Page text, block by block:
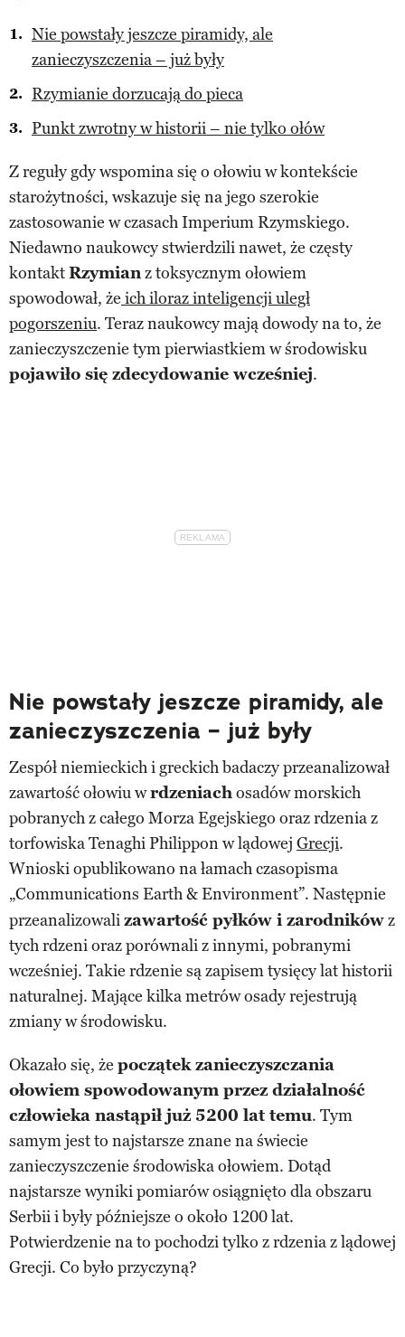
Nie powstały jeszcze piramidy, ale
zanieczyszczenia – już były
Rzymianie dorzucają do pieca
Punkt zwrotny w historii – nie tylko ołów
Z reguły gdy wspomina się o ołowiu w kontekście
starożytności, wskazuje się na jego szerokie
zastosowanie w czasach Imperium Rzymskiego.
Niedawno naukowcy stwierdzili nawet, że częsty
kontaktRzymianz toksycznym ołowiem
spowodował, że ich iloraz inteligencji uległ
pogorszeniu. Teraz naukowcy mają dowody na to, że
zanieczyszczenie tym pierwiastkiem w środowisku
pojawiło się zdecydowanie wcześniej.
Nie powstały jeszcze piramidy, ale
zanieczyszczenia – już były
Zespół niemieckich i greckich badaczy przeanalizował
zawartość ołowiu wrdzeniachosadów morskich
pobranych z całego Morza Egejskiego oraz rdzenia z
torfowiska Tenaghi Philippon w lądowej Grecji.
Wnioski opublikowano na łamach czasopisma
„Communications Earth & Environment”. Następnie
przeanalizowalizawartość pyłków i zarodnikówz
tych rdzeni oraz porównali z innymi, pobranymi
wcześniej. Takie rdzenie są zapisem tysięcy lat historii
naturalnej. Mające kilka metrów osady rejestrują
zmiany w środowisku.
Okazało się, że początek zanieczyszczania
ołowiem spowodowanym przez działalność
człowieka nastąpił już 5200 lat temu. Tym
samym jest to najstarsze znane na świecie
zanieczyszczenie środowiska ołowiem. Dotąd
najstarsze wyniki pomiarów osiągnięto dla obszaru
Serbii i były późniejsze o około 1200 lat.
Potwierdzenie na to pochodzi tylko z rdzenia z lądowej
Grecji. Co było przyczyną?